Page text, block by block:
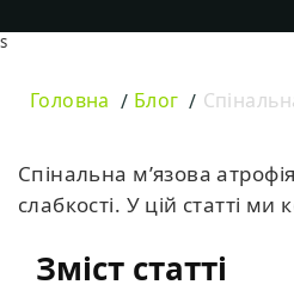
s
Головна Блог
Спінальна м’язова
слабкості. У цій статті
Зміст статті